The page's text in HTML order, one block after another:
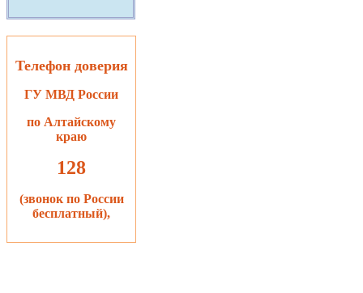
Телефон доверия
ГУ МВД России
по Алтайскому
краю
128
(звонок по России
бесплатный),